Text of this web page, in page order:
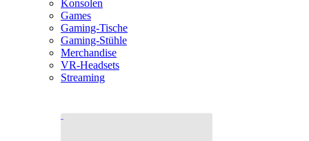
Konsolen
Games
Gaming-Tische
Gaming-Stühle
Merchandise
VR-Headsets
Streaming